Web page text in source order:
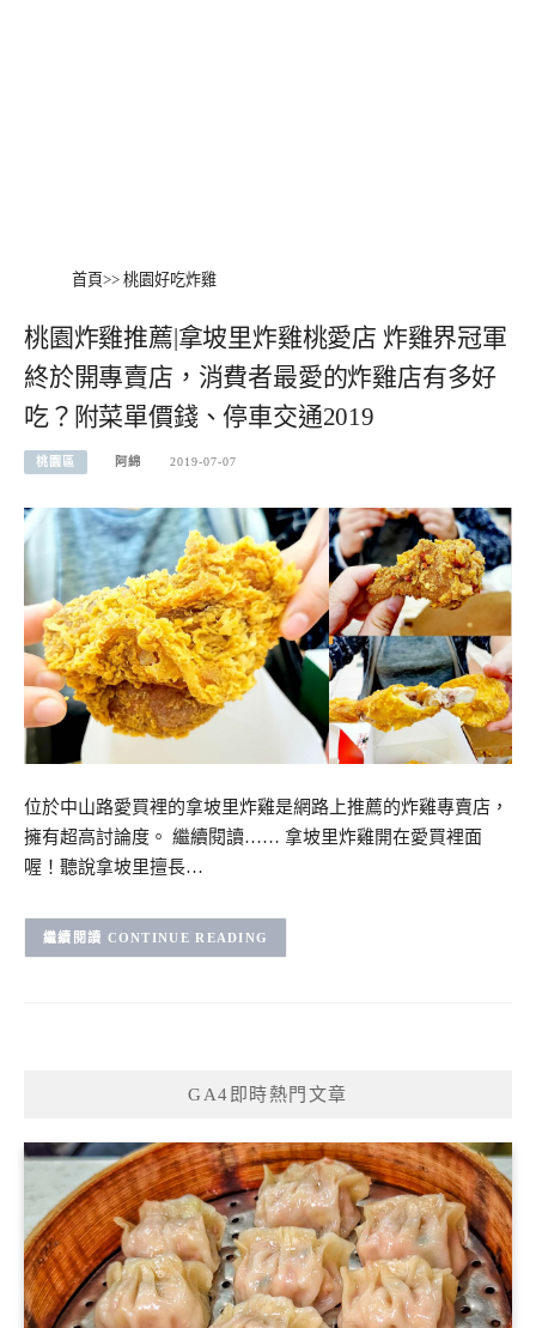
首頁>> 桃園好吃炸雞
桃園炸雞推薦|拿坡里炸雞桃愛店 炸雞界冠軍
終於開專賣店，消費者最愛的炸雞店有多好
吃？附菜單價錢、停車交通2019
桃園區 阿綿 2019-07-07
位於中山路愛買裡的拿坡里炸雞是網路上推薦的炸雞專賣店，
擁有超高討論度。 繼續閱讀…… 拿坡里炸雞開在愛買裡面
喔！聽說拿坡里擅長…
CONTINUE READING
GA4即時熱門文章